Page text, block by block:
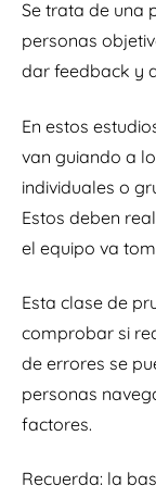
Se trata de una
personas
dar feedback y
En estos
van guiando a
individuales o
Estos deben
el equipo va
Esta clase de
comprobar si
de errores se
personas
factores.
Recuerda: la